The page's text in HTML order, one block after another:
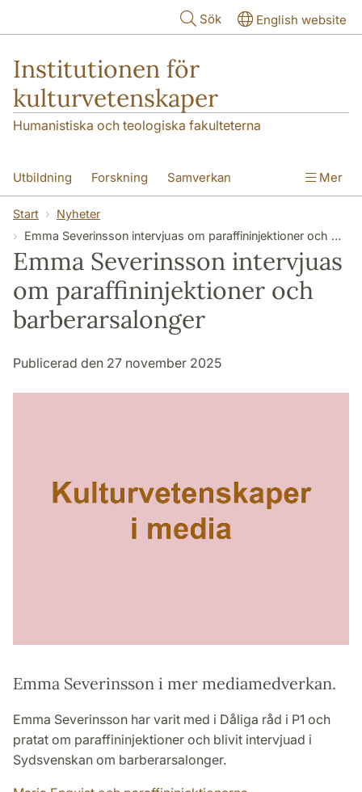
Sök English website
Institutionen för
kulturvetenskaper
Humanistiska och teologiska fakulteterna
Utbildning Forskning Samverkan
Om institutionen
Mer
Start
Nyheter
Emma Severinsson intervjuas om paraffin­injektioner och barberar­salonger
Emma Severinsson intervjuas
om paraffin­injektioner och
barberar­salonger
Publicerad den 27 november 2025
Emma Severinsson i mer mediamedverkan.
Emma Severinsson har varit med i Dåliga råd i P1 och
pratat om paraffininjektioner och blivit intervjuad i
Sydsvenskan om barberarsalonger.